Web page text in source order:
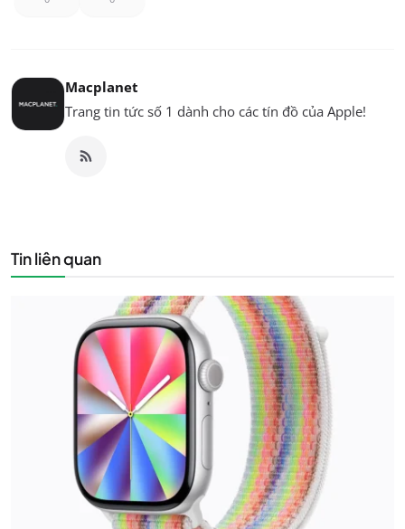
Macplanet
Trang tin tức số 1 dành cho các tín đồ của Apple!
Tin liên quan